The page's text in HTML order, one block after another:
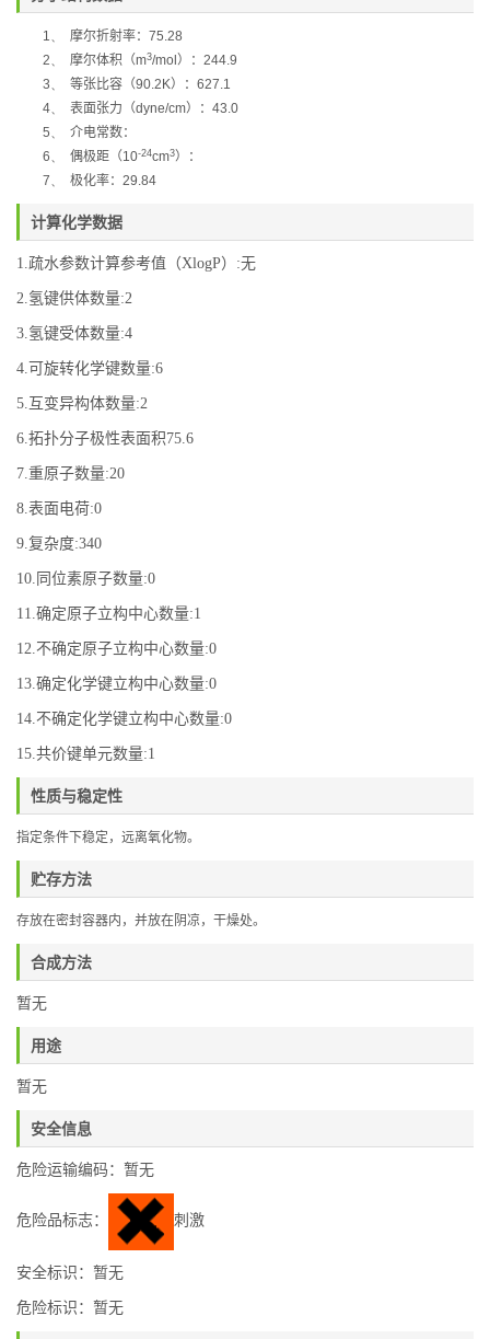
1、 摩尔折射率： 75.28
2、
摩尔体积 （m3/mol ） ： 244.9
3、
等张比容 （90.2K） ： 627.1
4、
表面张力 （dyne/cm） ： 43.0
5、
介电常数：
6、
偶极距 （10-24cm3）
：
7、
极化率： 29.84
计算化学数据
1.疏水参数计算参考值（XlogP）:无
2.氢键供体数量:2
3.氢键受体数量:4
4.可旋转化学键数量:6
5.互变异构体数量:2
6.拓扑分子极性表面积75.6
7.重原子数量:20
8.表面电荷:0
9.复杂度:340
10.同位素原子数量:0
11.确定原子立构中心数量:1
12.不确定原子立构中心数量:0
13.确定化学键立构中心数量:0
14.不确定化学键立构中心数量:0
15.共价键单元数量:1
性质与稳定性
指定条件下稳定，远离氧化物。
贮存方法
存放在密封容器内，并放在阴凉，干燥处。
合成方法
暂无
用途
暂无
安全信息
危险运输编码：暂无
危险品标志： 刺激
安全标识：暂无
危险标识：暂无